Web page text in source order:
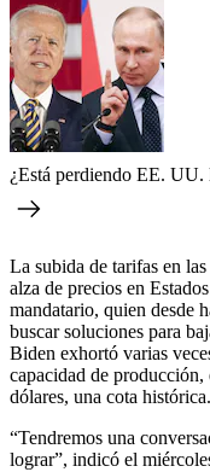
¿Está perdiendo EE. UU.
La subida de tarifas en
alza de precios en
mandatario, quien desde
buscar soluciones para
Biden exhortó varias
capacidad de producción,
dólares, una cota histórica.
“Tendremos una
lograr”, indicó el